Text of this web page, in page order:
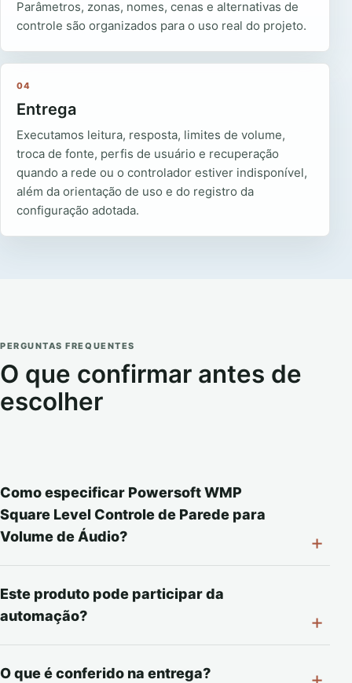
Parâmetros, zonas, nomes, cenas e alternativas de
controle são organizados para o uso real do projeto.
04
Entrega
Executamos leitura, resposta, limites de volume,
troca de fonte, perfis de usuário e recuperação
quando a rede ou o controlador estiver indisponível,
além da orientação de uso e do registro da
configuração adotada.
PERGUNTAS FREQUENTES
O que confirmar antes de
escolher
Como especificar Powersoft WMP
Square Level Controle de Parede para
Volume de Áudio?
Este produto pode participar da
automação?
O que é conferido na entrega?